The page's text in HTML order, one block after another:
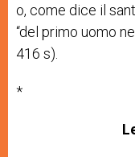
o, come dice il
“del primo uomo
416 s).
*